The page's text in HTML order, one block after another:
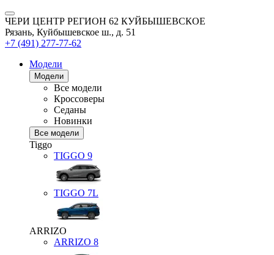
ЧЕРИ ЦЕНТР РЕГИОН 62 КУЙБЫШЕВСКОЕ
Рязань, Куйбышевское ш., д. 51
+7 (491) 277-77-62
Модели
Модели
Все модели
Кроссоверы
Седаны
Новинки
Все модели
Tiggo
TIGGO 9
TIGGO 7L
ARRIZO
ARRIZO 8